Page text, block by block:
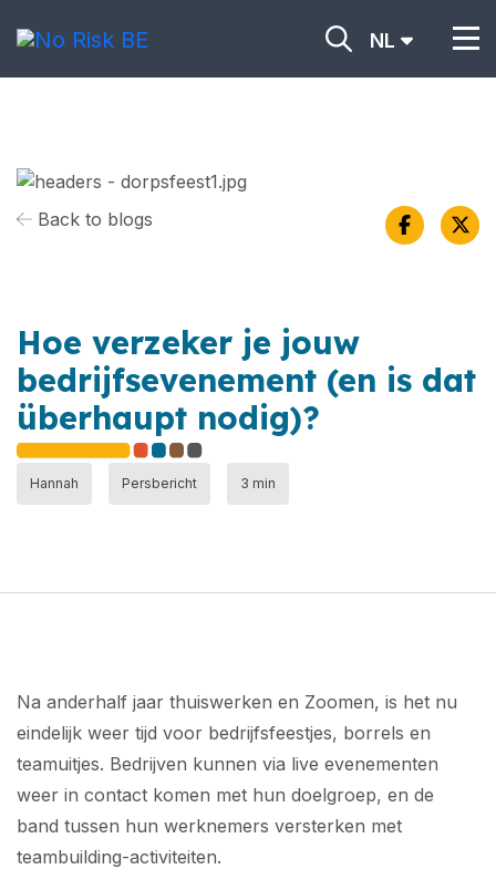
NL
Back to blogs
Hoe verzeker je jouw
bedrijfsevenement (en is dat
überhaupt nodig)?
Hannah Persbericht 3 min
Na anderhalf jaar thuiswerken en Zoomen, is het nu
eindelijk weer tijd voor bedrijfsfeestjes, borrels en
teamuitjes. Bedrijven kunnen via live evenementen
weer in contact komen met hun doelgroep, en de
band tussen hun werknemers versterken met
teambuilding-activiteiten.